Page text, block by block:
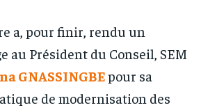
a, pour finir, rendu un
au Président du Conseil, SEM
GNASSINGBEpour sa
de modernisation des